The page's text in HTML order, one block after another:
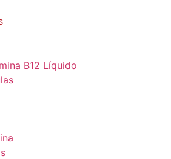
B12 Líquido